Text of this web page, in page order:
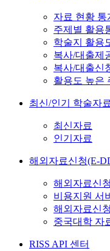
자료 현황 통
주제별 활용
학술지 활용
복사/대출제
복사/대출신
활용도 높은
최신/인기 학술자료
최신자료
인기자료
해외자료신청(E-
해외자료신
비용지원 서
해외자료신
중국대학 자
RISS API 센터